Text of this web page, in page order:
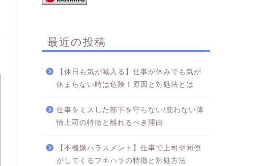
最近の投稿
【休日も気が滅入る】仕事が休みでも気が
休まらない時は危険！原因と対処法とは
仕事をミスした部下を守らない/庇わない薄
情上司の特徴と離れるべき理由
【不機嫌ハラスメント】仕事で上司や同僚
がしてくるフキハラの特徴と対処方法